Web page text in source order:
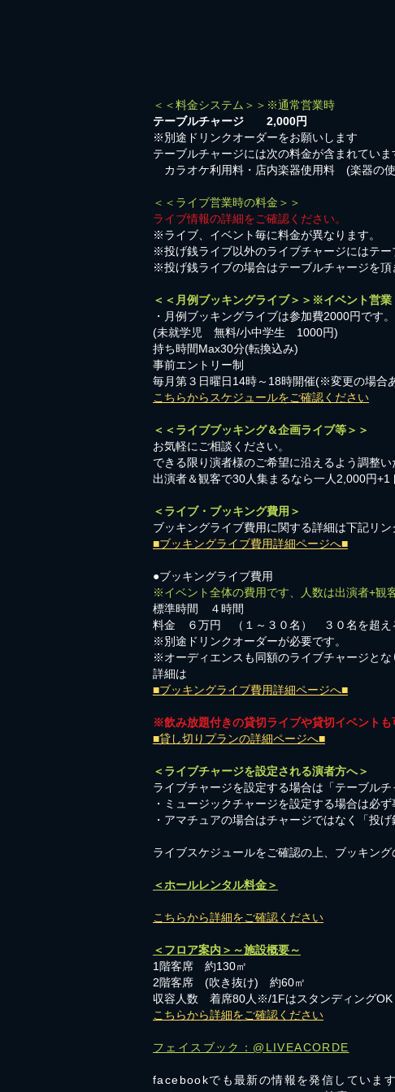
＜＜料金システム＞＞※通常営業時
テーブルチャージ 2,000円
※別途ドリンクオーダーをお願いします
テーブルチャージには次の料金が含まれていま
カラオケ利用料・店内楽器使用料 (楽器の
＜＜ライブ営業時の料金＞＞
ライブ情報の詳細をご確認ください。
※ライブ、イベント毎に料金が異なります。
※投げ銭ライブ以外のライブチャージにはテー
※投げ銭ライブの場合はテーブルチャージを頂
＜＜月例ブッキングライブ＞＞※イベント営業
・月例ブッキングライブは参加費2000円です。
​(未就学児 無料/小中学生 1000円)
持ち時間Max30分(転換込み)
事前エントリー制
毎月第３日曜日14時～18時開催(※変更の場合
こちらからスケジュールをご確認ください
＜＜ライブブッキング＆企画ライブ等＞＞
お気軽にご相談ください。​
できる限り演者様のご希望に沿えるよう調整い
出演者＆観客で30人集まるなら一人2,000円+1
＜ライブ・ブッキング費用＞
ブッキングライブ費用に関する詳細は下記リン
■ブッキングライブ費用詳細ページへ■
●ブッキングライブ費用
※イベント全体の費用です、人数は出演者+観
標準時間 ４時間
料金 ６万円 （１～３０名） ３０名を超え
※別途ドリンクオーダーが必要です。
※オーディエンスも同額のライブチャージとな
詳細は
■ブッキングライブ費用詳細ページへ■
※飲み放題付きの貸切ライブや貸切イベントも
■貸し切りプランの詳細ページへ■
＜ライブチャージを設定される演者方へ＞
ライブチャージを設定する場合は「テーブル
・ミュージックチャージを設定する場合は必ず
・アマチュアの場合はチャージではなく「投
ライブスケジュールをご確認の上、ブッキング
＜ホールレンタル料金＞
こちらから詳細をご確認ください
＜フロア案内＞～施設概要～
1階客席 約130㎡
2階客席 (吹き抜け) 約60㎡
収容人数 着席80人※/1FはスタンディングOK
こちらから詳細をご確認ください
フェイスブック：@LIVEACORDE
facebookでも最新の情報を発信しています